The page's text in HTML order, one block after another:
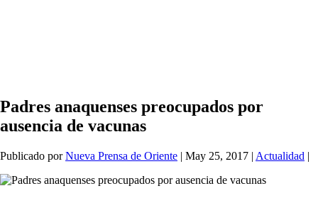
Padres anaquenses preocupados por
ausencia de vacunas
Publicado porNueva Prensa de Oriente | May 25, 2017 | Actualidad |